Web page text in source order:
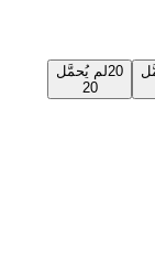
20لم يُحمَّل
20